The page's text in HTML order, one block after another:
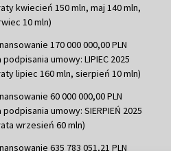
kwiecień 150 mln, maj 140 mln,
10 mln)
170 000 000,00 PLN
podpisania umowy: LIPIEC 2025
lipiec 160 mln, sierpień 10 mln)
60 000 000,00 PLN
podpisania umowy: SIERPIEŃ 2025
wrzesień 60 mln)
635 783 051,21 PLN